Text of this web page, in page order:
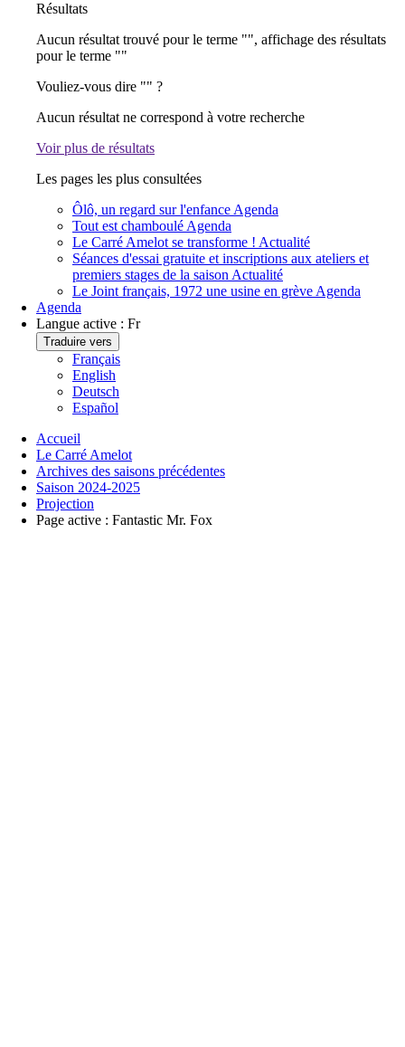
Résultats
Aucun résultat trouvé pour le terme "", affichage des résultats
pour le terme ""
Vouliez-vous dire "" ?
Aucun résultat ne correspond à votre recherche
Voir plus de résultats
Les pages les plus consultées
Ôlô, un regard sur l'enfance Agenda
Tout est chamboulé Agenda
Le Carré Amelot se transforme ! Actualité
Séances d'essai gratuite et inscriptions aux ateliers et
premiers stages de la saison Actualité
Le Joint français, 1972 une usine en grève Agenda
Agenda
Langue active : Fr
Traduire vers
Français
English
Deutsch
Español
Accueil
Le Carré Amelot
Archives des saisons précédentes
Saison 2024-2025
Projection
Page active : Fantastic Mr. Fox